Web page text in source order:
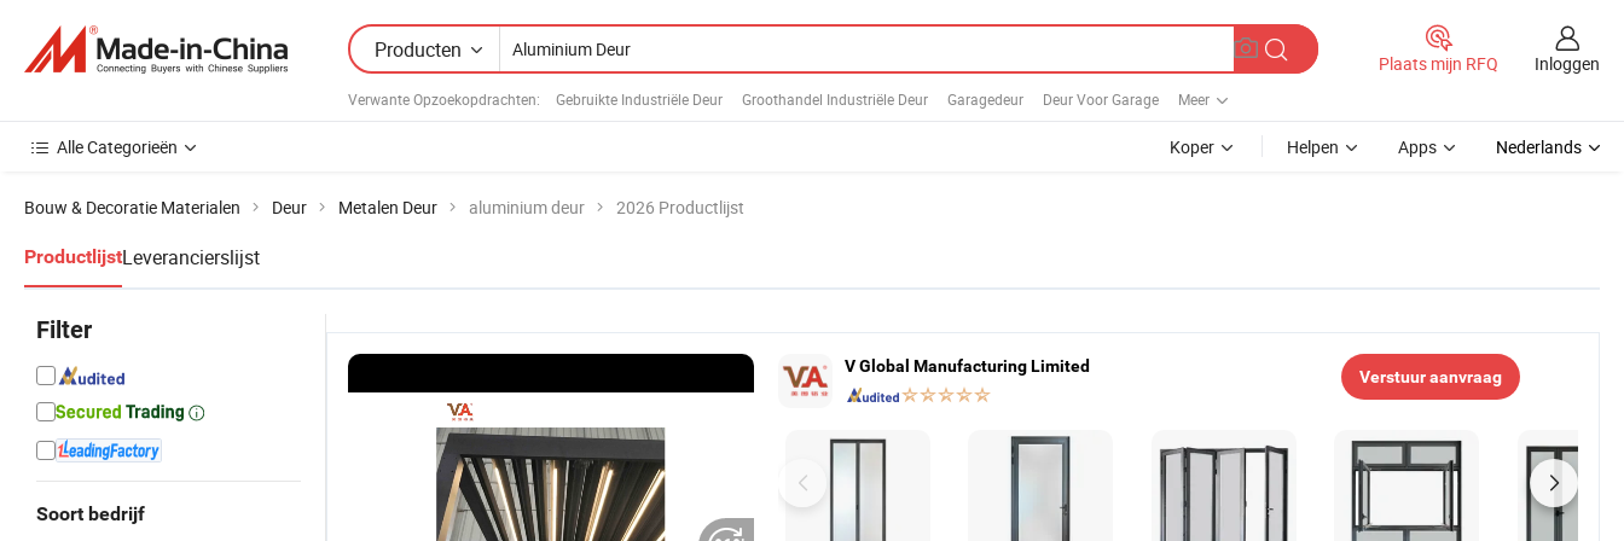
Producten
Verwante Opzoekopdrachten: Gebruikte Industriële Deur Groothandel Industriële Deur Garagedeur Deur Voor Garage Meer
Plaats mijn RFQ Inloggen
Alle Categorieën Koper Helpen Apps Nederlands
Bouw & Decoratie Materialen Deur Metalen Deur aluminium deur 2026 Productlijst
ProductlijstLeverancierslijst
Filter
Soort bedrijf
V Global Manufacturing Limited
Verstuur aanvraag